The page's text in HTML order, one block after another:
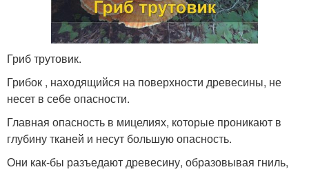
Гриб трутовик.
Грибок , находящийся на поверхности древесины, не
несет в себе опасности.
Главная опасность в мицелиях, которые проникают в
глубину тканей и несут большую опасность.
Они как-бы разъедают древесину, образовывая гниль,